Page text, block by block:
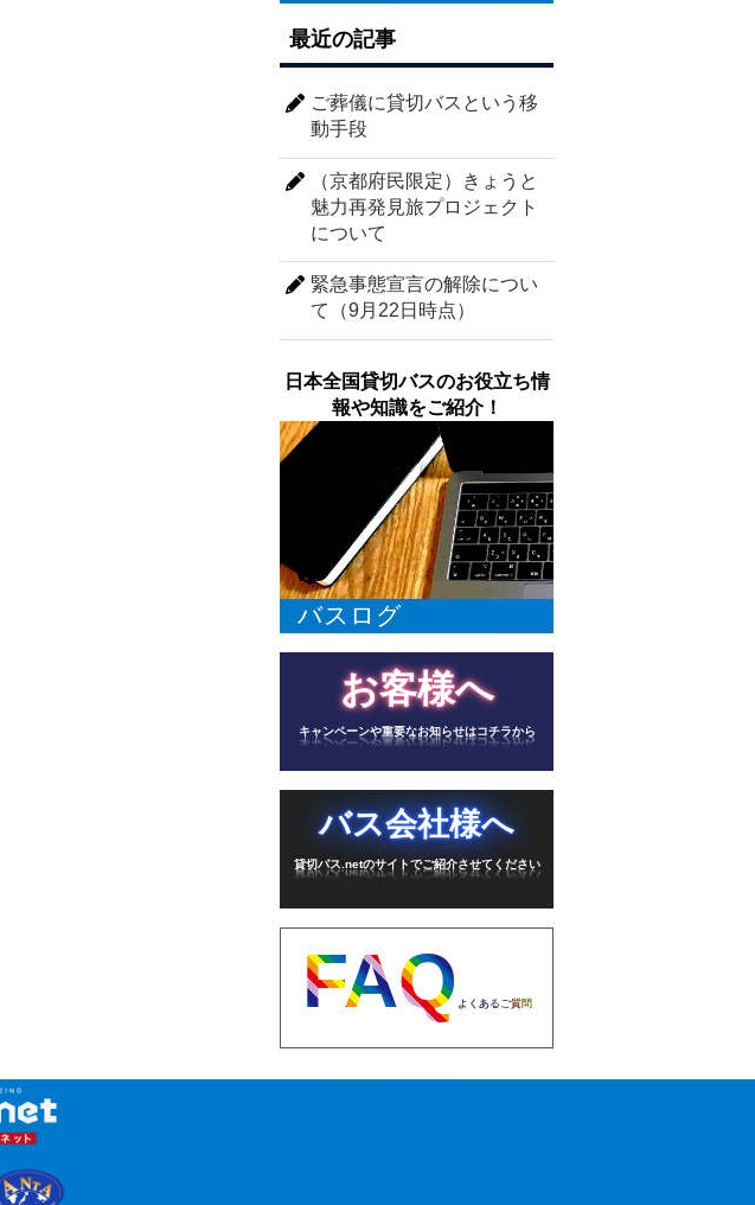
最近の記事
ご葬儀に貸切バスという移
動手段
（京都府民限定）きょうと
魅力再発見旅プロジェクト
について
緊急事態宣言の解除につい
て（9月22日時点）
日本全国貸切バスのお役立ち情
報や知識をご紹介！
バスログ
お客様へ
キャンペーンや重要なお知らせはコチラから
バス会社様へ
貸切バス.netのサイトでご紹介させてください
FAQ よくあるご質問